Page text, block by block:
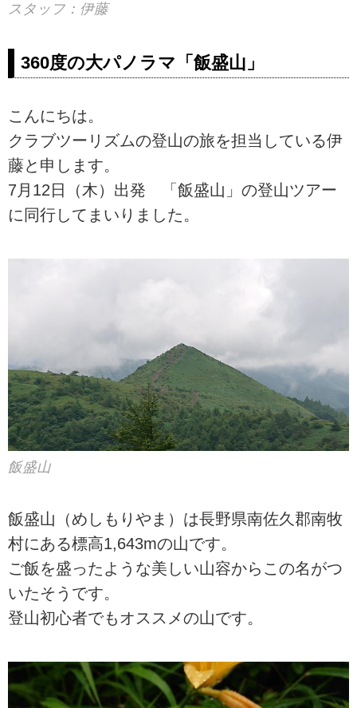
スタッフ：伊藤
360度の大パノラマ「飯盛山」
こんにちは。
クラブツーリズムの登山の旅を担当している伊
藤と申します。
7月12日（木）出発 「飯盛山」の登山ツアー
に同行してまいりました。
飯盛山
飯盛山（めしもりやま）は長野県南佐久郡南牧
村にある標高1,643mの山です。
ご飯を盛ったような美しい山容からこの名がつ
いたそうです。
登山初心者でもオススメの山です。